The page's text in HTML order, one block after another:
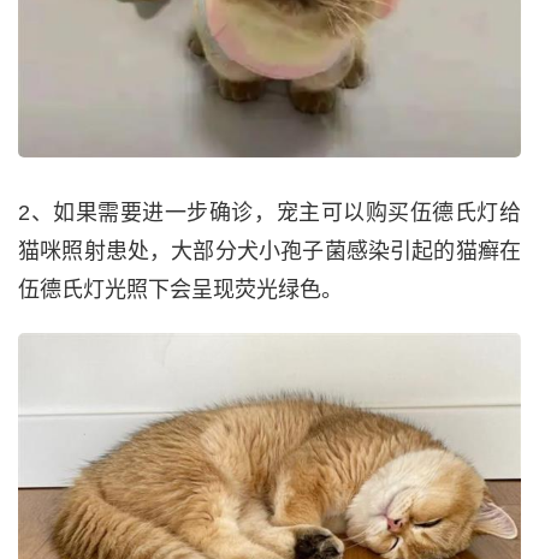
2、如果需要进一步确诊，宠主可以购买伍德氏灯给
猫咪照射患处，大部分犬小孢子菌感染引起的猫癣在
伍德氏灯光照下会呈现荧光绿色。